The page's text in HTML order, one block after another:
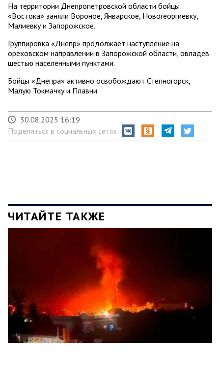
На территории Днепропетровской области бойцы
«Востока» заняли Вороное, Январское, Новогеоргиевку,
Малиевку и Запорожское.
Группировка «Днепр» продолжает наступление на
ореховском направлении в Запорожской области, овладев
шестью населенными пунктами.
Бойцы «Днепра» активно освобождают Степногорск,
Малую Токмачку и Плавни.
30.08.2025 16:19
Поделиться в социальных сетях
ЧИТАЙТЕ ТАКЖЕ